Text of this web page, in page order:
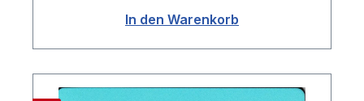
In den Warenkorb